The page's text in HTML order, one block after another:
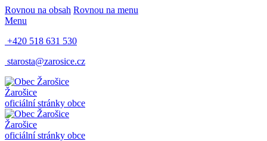
Rovnou na obsah Rovnou na menu
Menu
+420 518 631 530
starosta@zarosice.cz
Žarošice
oficiální stránky obce
Žarošice
oficiální stránky obce